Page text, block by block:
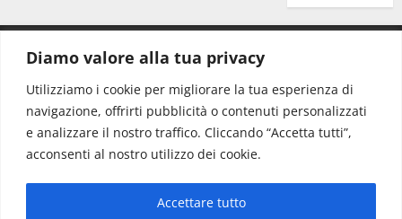
Diamo valore alla tua privacy
Utilizziamo i cookie per migliorare la tua esperienza di
navigazione, offrirti pubblicità o contenuti personalizzati
e analizzare il nostro traffico. Cliccando “Accetta tutti”,
acconsenti al nostro utilizzo dei cookie.
Accettare tutto
Redazione: redazione@www.martinasera.it
Direttore:direttore@www.martinasera.it
Info & Commerciale:info@www.martinasera.it